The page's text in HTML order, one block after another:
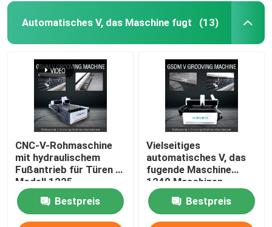
Automatisches V, das Maschine fugt (13)
CNC-V-Rohmaschine
mit hydraulischem
Fußantrieb für Türen -
Modell 1225
Bestpreis
Vielseitiges
automatisches V, das
fugende Maschine
1240 Maschinen-
Edelstahl Cnc V fugt
Bestpreis